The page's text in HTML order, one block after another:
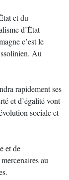
et du
d’État
c’est le
Au
rapidement ses
et d’égalité vont
sociale et
et de
au